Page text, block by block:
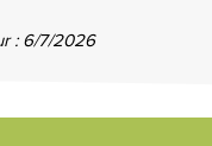
: 6/7/2026